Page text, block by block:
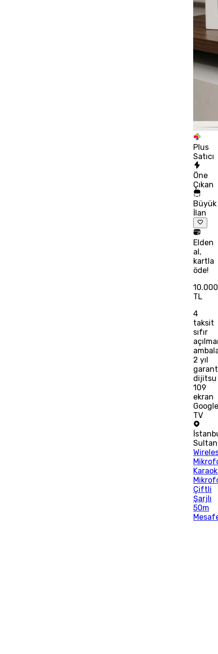
Plus
Satıcı
Öne
Çıkan
Büyük
İlan
Elden
al,
kartla
öde!
10.000
TL
4
taksit
sıfır
2 yıl
dijitsu
109
ekran
TV
Çiftli
Şarjlı
50m